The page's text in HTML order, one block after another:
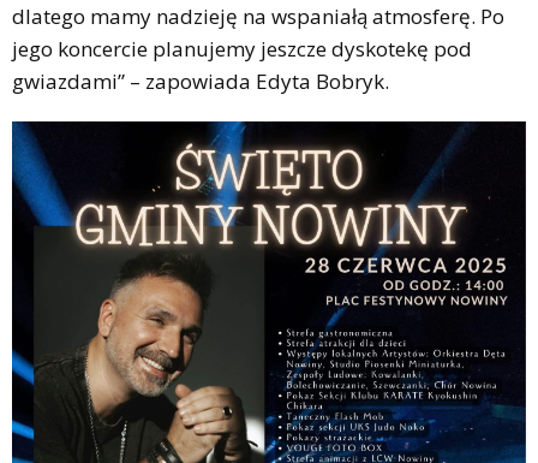
dlatego mamy nadzieję na wspaniałą atmosferę. Po
jego koncercie planujemy jeszcze dyskotekę pod
gwiazdami” – zapowiada Edyta Bobryk.